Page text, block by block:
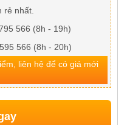
rẻ nhất.
566 (8h - 19h)
566 (8h - 20h)
liên hệ để có giá mới